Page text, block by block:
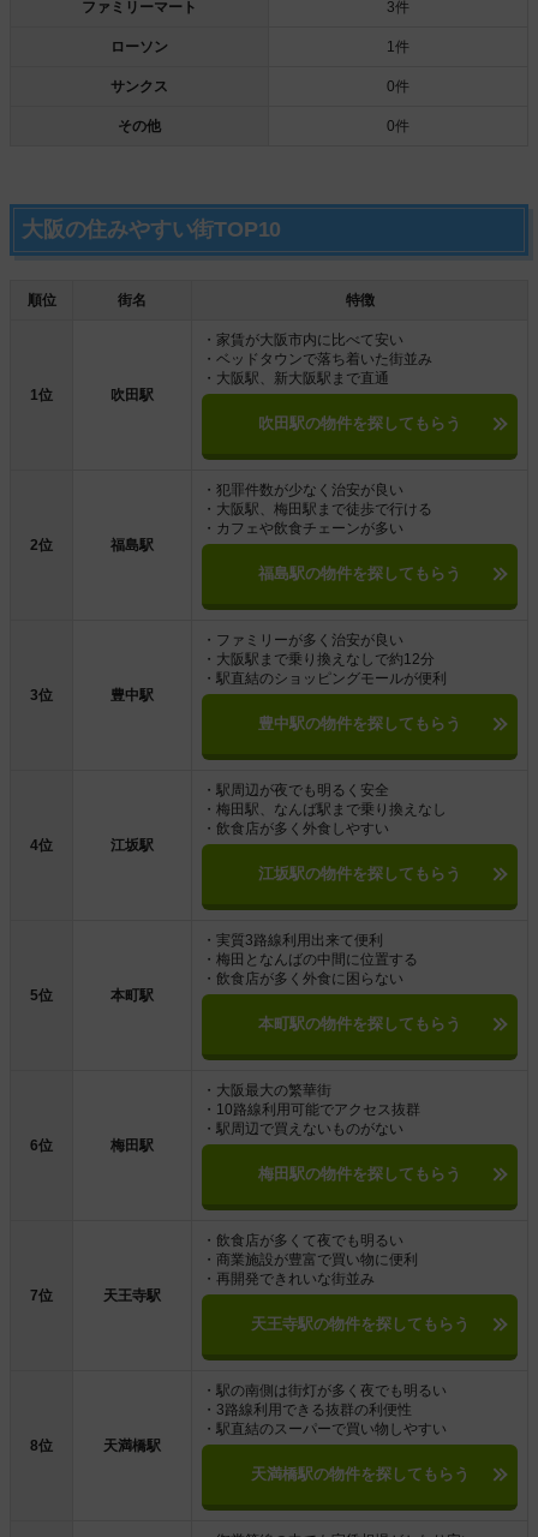
ファミリーマート 3件
ローソン 1件
サンクス 0件
その他 0件
大阪の住みやすい街TOP10
順位 街名 特徴
1位 吹田駅
・家賃が大阪市内に比べて安い
・ベッドタウンで落ち着いた街並み
・大阪駅、新大阪駅まで直通
吹田駅の物件を探してもらう
2位 福島駅
・犯罪件数が少なく治安が良い
・大阪駅、梅田駅まで徒歩で行ける
・カフェや飲食チェーンが多い
福島駅の物件を探してもらう
3位 豊中駅
・ファミリーが多く治安が良い
・大阪駅まで乗り換えなしで約12分
・駅直結のショッピングモールが便利
豊中駅の物件を探してもらう
4位 江坂駅
・駅周辺が夜でも明るく安全
・梅田駅、なんば駅まで乗り換えなし
・飲食店が多く外食しやすい
江坂駅の物件を探してもらう
5位 本町駅
・実質3路線利用出来て便利
・梅田となんばの中間に位置する
・飲食店が多く外食に困らない
本町駅の物件を探してもらう
6位 梅田駅
・大阪最大の繁華街
・10路線利用可能でアクセス抜群
・駅周辺で買えないものがない
梅田駅の物件を探してもらう
7位 天王寺駅
・飲食店が多くて夜でも明るい
・商業施設が豊富で買い物に便利
・再開発できれいな街並み
天王寺駅の物件を探してもらう
8位 天満橋駅
・駅の南側は街灯が多く夜でも明るい
・3路線利用できる抜群の利便性
・駅直結のスーパーで買い物しやすい
天満橋駅の物件を探してもらう